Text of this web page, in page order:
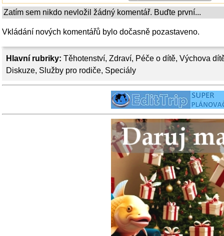
Hlavní rubriky: Těhotenství, Zdraví, Péče o dítě, Výchova
Diskuze, Služby pro rodiče, Speciály
Zatím sem nikdo nevložil žádný komentář. Buďte první...
Vkládání nových komentářů bylo dočasně pozastaveno.